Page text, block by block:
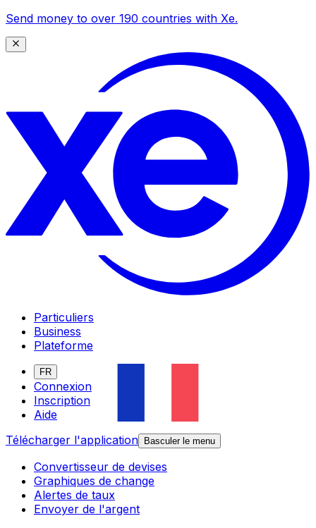
Send money to over 190 countries with Xe.
Particuliers
Business
Plateforme
FR
Connexion
Inscription
Aide
Télécharger l'application
Basculer le menu
Convertisseur de devises
Graphiques de change
Alertes de taux
Envoyer de l'argent